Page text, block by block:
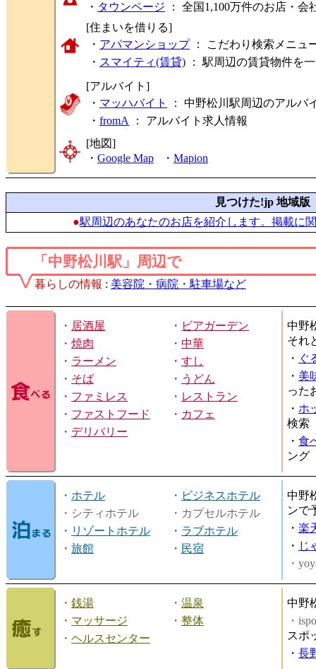
・ タウンページ ： 全国1,100万件のお店・
[住まいを借りる]
・ アパマンショップ： こだわり検索メニュ
・ スマイティ(賃貸) ： 駅周辺の賃貸物件を
[アルバイト]
・ マッハバイト
： 中野松川駅周辺のアルバ
・ fromA ： アルバイト求人情報
[地図]
・ Google Map ・ Mapion
見つけた!jp 地域版
●駅周辺のあなたのお店を紹介します。掲載に
「中野松川駅」周辺で
暮らしの情報 : 美容院・病院・駐車場など
・ 居酒屋 ・ ビアガーデン
・ 焼肉 ・ 中華
・ ラーメン ・ すし
・ そば ・ うどん
・ ファミレス ・ レストラン
・ ファストフード ・ カフェ
・ デリバリー
中野
それ
・ ぐ
・ 美
った
・ ホ
検索
・ 食
ング
・ ホテル ・ ビジネスホテル
・シティホテル
・カプセルホテル
・ リゾートホテル ・ ラブホテル
・ 旅館 ・ 民宿
中野
ンで
・ 楽
・ じ
・
・ 銭湯 ・ 温泉
・ マッサージ ・ 整体
・ ヘルスセンター
中野
・
スポ
・ 長